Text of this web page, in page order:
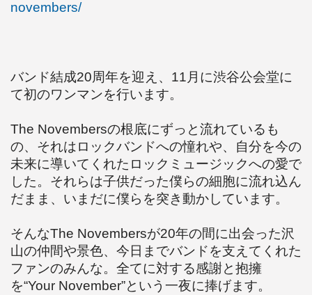
novembers/
バンド結成20周年を迎え、11月に渋谷公会堂に
て初のワンマンを行います。
The Novembersの根底にずっと流れているも
の、それはロックバンドへの憧れや、自分を今の
未来に導いてくれたロックミュージックへの愛で
した。それらは子供だった僕らの細胞に流れ込ん
だまま、いまだに僕らを突き動かしています。
そんなThe Novembersが20年の間に出会った沢
山の仲間や景色、今日までバンドを支えてくれた
ファンのみんな。全てに対する感謝と抱擁
を“Your November”という一夜に捧げます。